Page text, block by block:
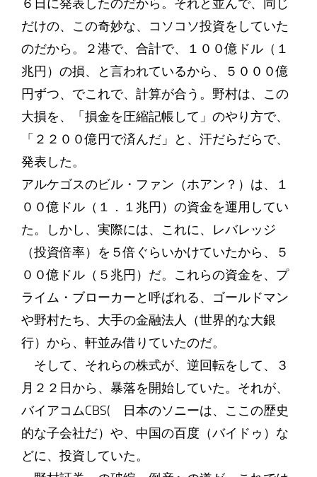
６日に発表したのだから。それと並んで、同じ
だけの、この奇妙な、コソコソ投資をしていた
のだから。２港で、合計で、１００億ドル（１
兆円）の損、と言われているから、５０００億
円ずつ、でこれで、計算が合う。野村は、この
大損を、「損金を圧縮記帳して」のやり方で、
「２２００億円で済んだ」と、汗だらだらで、
発表した。
アルケゴスのビル・ファン（ホアン？）は、１
００億ドル（１．１兆円）の資金を運用してい
た。しかし、実際には、これに、レバレッジ
（投資倍率）を５倍ぐらいかけていたから、５
００億ドル（５兆円）だ。これらの資金を、プ
ライム・ブローカーと呼ばれる、ゴールドマン
や野村たち、大手の金融法人（世界的な大銀
行）から、軒並み借りていたのだ。
そして、それらの株式が、逆回転をして、３
月２２日から、暴落を開始していた。それが、
バイアコムCBS( 日本のソニーは、ここの歴史
的な子会社だ）や、中国の百度（バイドゥ）な
どに、投資していた。